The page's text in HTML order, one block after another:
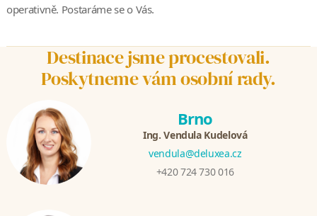
operativně. Postaráme se o Vás.
Destinace jsme procestovali.
Poskytneme vám osobní rady.
Brno
Ing. Vendula Kudelová
vendula@deluxea.cz
+420 724 730 016